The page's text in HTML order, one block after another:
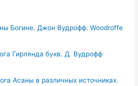
Богине. Джон Вудрофф. Woodroffe
Гирлянда букв. Д. Вудрофф
Асаны в различных источниках.